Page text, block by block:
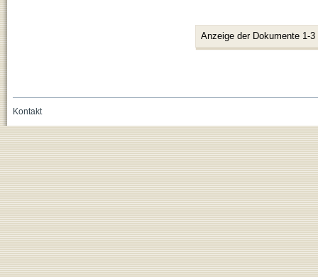
Anzeige der Dokumente 1-3
Kontakt